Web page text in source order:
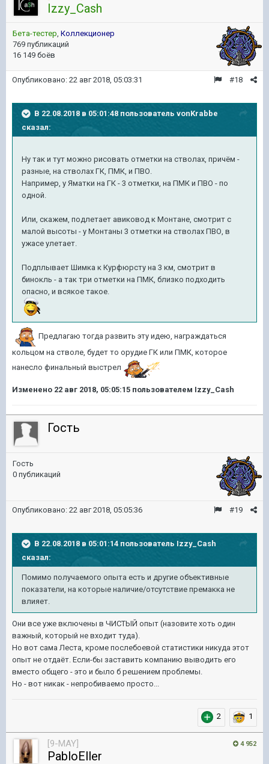
Izzy_Cash
Бета-тестер Коллекционер
769 публикаций
16 149 боёв
#18
Опубликовано: 22 авг 2018, 05:03:31
В 22.08.2018 в 05:01:48 пользователь vonKrabbe
сказал:
Ну так и тут можно рисовать отметки на стволах, причём -
разные, на стволах ГК, ПМК, и ПВО.
Например, у Яматки на ГК - 3 отметки, на ПМК и ПВО - по
одной.
Или, скажем, подлетает авиковод к Монтане, смотрит с
малой высоты - у Монтаны 3 отметки на стволах ПВО, в
ужасе улетает.
Подплывает Шимка к Курфюрсту на 3 км, смотрит в
бинокль - а так три отметки на ПМК, близко подходить
опасно, и всякое такое.
Предлагаю тогда развить эту идею, награждаться
кольцом на стволе, будет то орудие ГК или ПМК, которое
нанесло финальный выстрел
Изменено 22 авг 2018, 05:05:15 пользователем Izzy_Cash
Гость
Гость
0 публикаций
#19
Опубликовано: 22 авг 2018, 05:05:36
В 22.08.2018 в 05:01:14 пользователь Izzy_Cash
сказал:
Помимо получаемого опыта есть и другие объективные
показатели, на которые наличие/отсутствие премакка не
влияет.
Они все уже включены в ЧИСТЫЙ опыт (назовите хоть один
важный, который не входит туда).
Но вот сама Леста, кроме послебоевой статистики никуда этот
опыт не отдаёт. Если-бы заставить компанию выводить его
вместо общего - это и было б решением проблемы.
Но - вот никак - непробиваемо просто...
2 1
4 952
[9-MAY]
PabloEller